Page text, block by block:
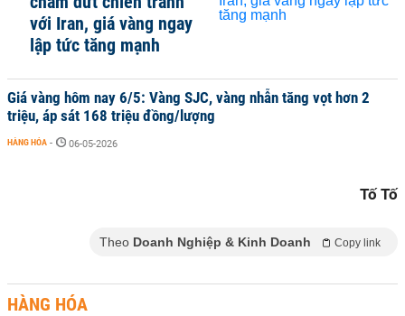
với Iran, giá vàng ngay
lập tức tăng mạnh
Giá vàng hôm nay 6/5: Vàng SJC, vàng nhẫn tăng vọt hơn 2
triệu, áp sát 168 triệu đồng/lượng
HÀNG HÓA - 06-05-2026
Tố Tố
Theo Doanh Nghiệp & Kinh Doanh Copy link
HÀNG HÓA